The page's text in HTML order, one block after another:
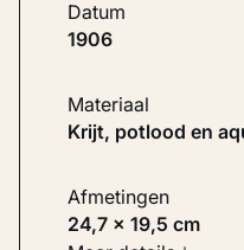
Datum
1906
Materiaal
Krijt, potlood en
Afmetingen
24,7 × 19,5 cm